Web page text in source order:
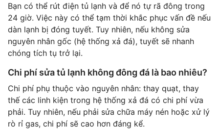
Bạn có thể rút điện tủ lạnh và để nó tự rã đông trong
24 giờ. Việc này có thể tạm thời khắc phục vấn đề nếu
dàn lạnh bị đóng tuyết. Tuy nhiên, nếu không sửa
nguyên nhân gốc (hệ thống xả đá), tuyết sẽ nhanh
chóng tích tụ trở lại.
Chi phí sửa tủ lạnh không đông đá là bao nhiêu?
Chi phí phụ thuộc vào nguyên nhân: thay quạt, thay
thế các linh kiện trong hệ thống xả đá có chi phí vừa
phải. Tuy nhiên, nếu phải sửa chữa máy nén hoặc xử lý
rò rỉ gas, chi phí sẽ cao hơn đáng kể.